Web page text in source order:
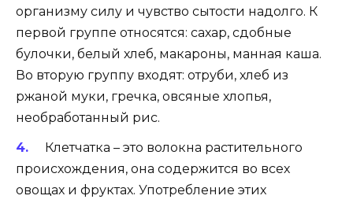
организму силу и чувство сытости надолго. К
первой группе относятся: сахар, сдобные
булочки, белый хлеб, макароны, манная каша.
Во вторую группу входят: отруби, хлеб из
ржаной муки, гречка, овсяные хлопья,
необработанный рис.
Клетчатка – это волокна растительного
происхождения, она содержится во всех
овощах и фруктах. Употребление этих